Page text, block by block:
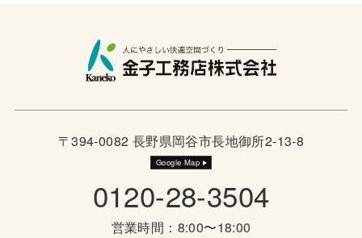
〒394-0082 長野県岡谷市長地御所2-13-8
Google Map
0120-28-3504
営業時間：8:00〜18:00